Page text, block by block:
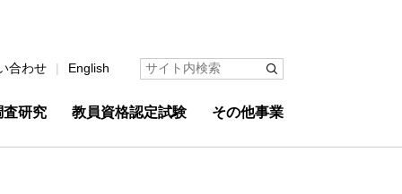
査研究 教員資格認定試験 その他事業
合わせ English